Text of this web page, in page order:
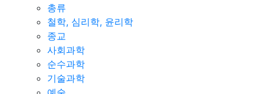
총류
철학, 심리학, 윤리학
종교
사회과학
순수과학
기술과학